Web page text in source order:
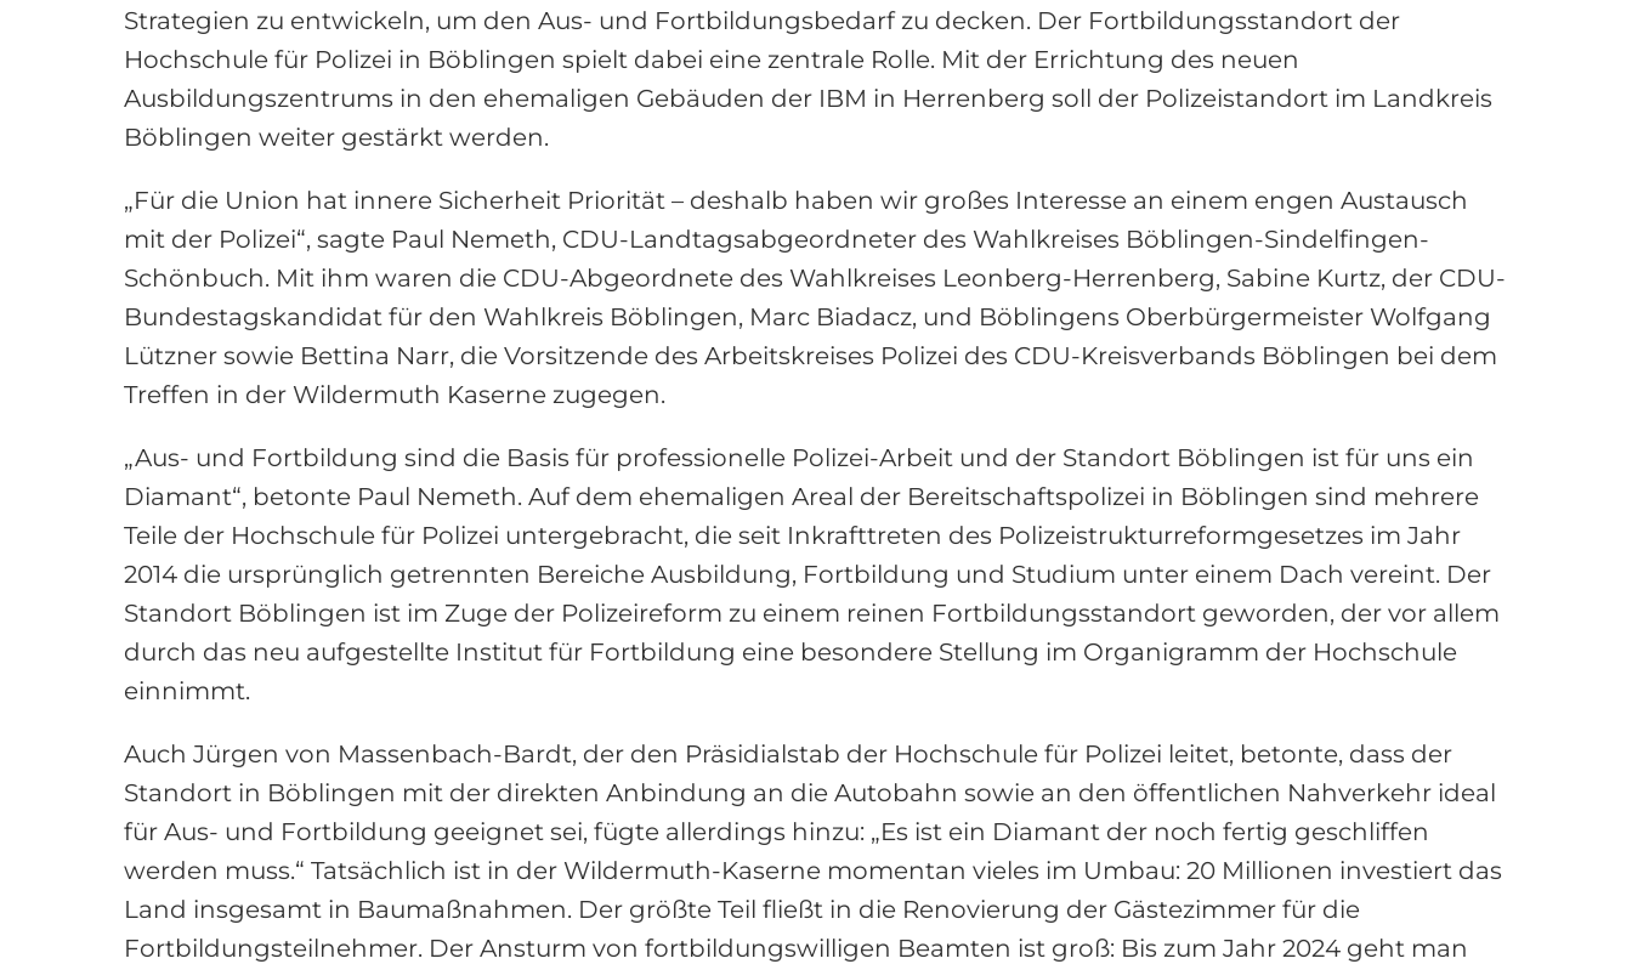
Strategien zu entwickeln, um den Aus- und Fortbildungsbedarf zu decken. Der Fortbildungsstandort der
Hochschule für Polizei in Böblingen spielt dabei eine zentrale Rolle. Mit der Errichtung des neuen
Ausbildungszentrums in den ehemaligen Gebäuden der IBM in Herrenberg soll der Polizeistandort im Landkreis
Böblingen weiter gestärkt werden.
„Für die Union hat innere Sicherheit Priorität – deshalb haben wir großes Interesse an einem engen Austausch
mit der Polizei“, sagte Paul Nemeth, CDU-Landtagsabgeordneter des Wahlkreises Böblingen-Sindelfingen-
Schönbuch. Mit ihm waren die CDU-Abgeordnete des Wahlkreises Leonberg-Herrenberg, Sabine Kurtz, der CDU-
Bundestagskandidat für den Wahlkreis Böblingen, Marc Biadacz, und Böblingens Oberbürgermeister Wolfgang
Lützner sowie Bettina Narr, die Vorsitzende des Arbeitskreises Polizei des CDU-Kreisverbands Böblingen bei dem
Treffen in der Wildermuth Kaserne zugegen.
„Aus- und Fortbildung sind die Basis für professionelle Polizei-Arbeit und der Standort Böblingen ist für uns ein
Diamant“, betonte Paul Nemeth. Auf dem ehemaligen Areal der Bereitschaftspolizei in Böblingen sind mehrere
Teile der Hochschule für Polizei untergebracht, die seit Inkrafttreten des Polizeistrukturreformgesetzes im Jahr
2014 die ursprünglich getrennten Bereiche Ausbildung, Fortbildung und Studium unter einem Dach vereint. Der
Standort Böblingen ist im Zuge der Polizeireform zu einem reinen Fortbildungsstandort geworden, der vor allem
durch das neu aufgestellte Institut für Fortbildung eine besondere Stellung im Organigramm der Hochschule
einnimmt.
Auch Jürgen von Massenbach-Bardt, der den Präsidialstab der Hochschule für Polizei leitet, betonte, dass der
Standort in Böblingen mit der direkten Anbindung an die Autobahn sowie an den öffentlichen Nahverkehr ideal
für Aus- und Fortbildung geeignet sei, fügte allerdings hinzu: „Es ist ein Diamant der noch fertig geschliffen
werden muss.“ Tatsächlich ist in der Wildermuth-Kaserne momentan vieles im Umbau: 20 Millionen investiert das
Land insgesamt in Baumaßnahmen. Der größte Teil fließt in die Renovierung der Gästezimmer für die
Fortbildungsteilnehmer. Der Ansturm von fortbildungswilligen Beamten ist groß: Bis zum Jahr 2024 geht man